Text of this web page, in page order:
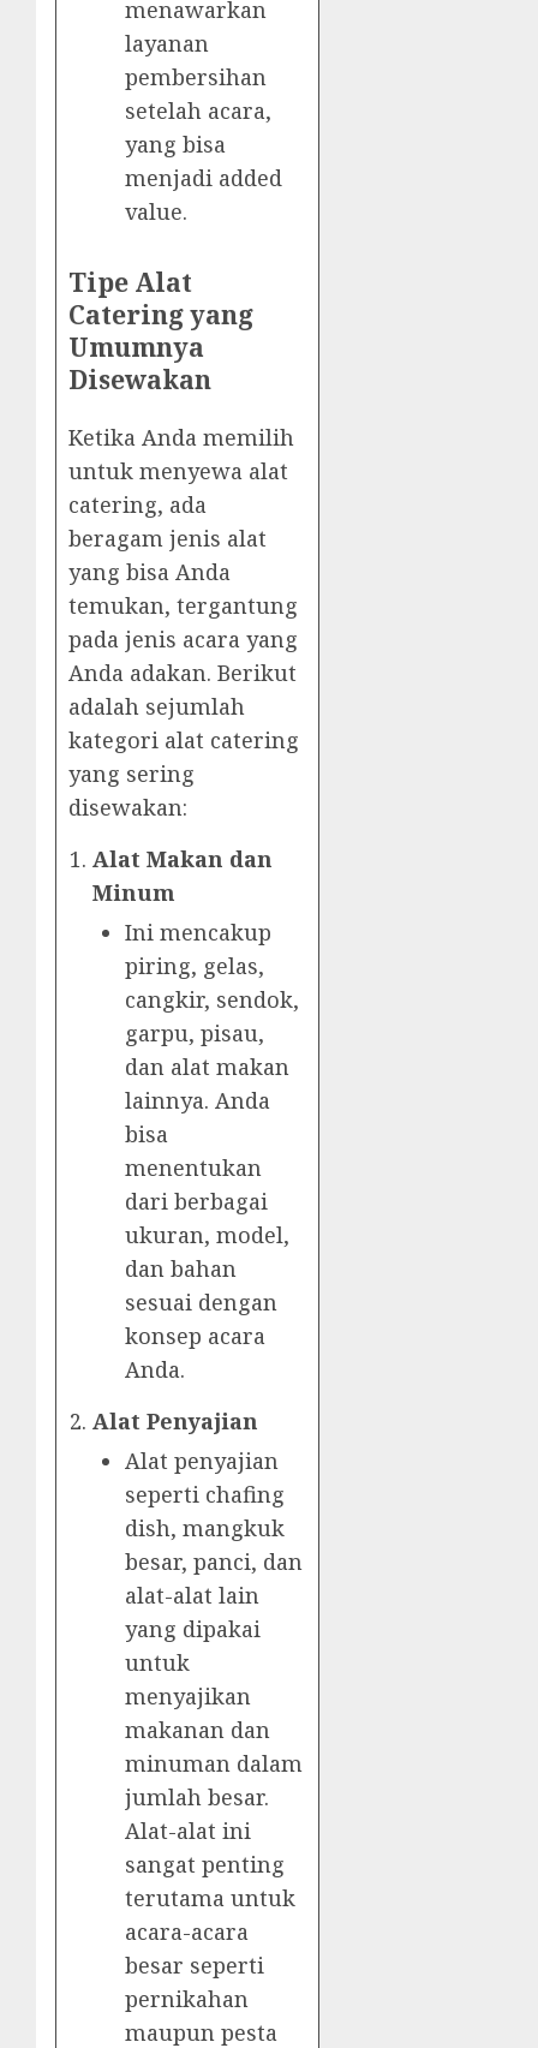
menawarkan
layanan
pembersihan
setelah acara,
yang bisa
menjadi added
value.
Tipe Alat
Catering yang
Umumnya
Disewakan
Ketika Anda memilih
untuk menyewa alat
catering, ada
beragam jenis alat
yang bisa Anda
temukan, tergantung
pada jenis acara yang
Anda adakan. Berikut
adalah sejumlah
kategori alat catering
yang sering
disewakan:
Alat Makan dan
Minum
Ini mencakup
piring, gelas,
cangkir, sendok,
garpu, pisau,
dan alat makan
lainnya. Anda
bisa
menentukan
dari berbagai
ukuran, model,
dan bahan
sesuai dengan
konsep acara
Anda.
Alat Penyajian
Alat penyajian
seperti chafing
dish, mangkuk
besar, panci, dan
alat-alat lain
yang dipakai
untuk
menyajikan
makanan dan
minuman dalam
jumlah besar.
Alat-alat ini
sangat penting
terutama untuk
acara-acara
besar seperti
pernikahan
maupun pesta